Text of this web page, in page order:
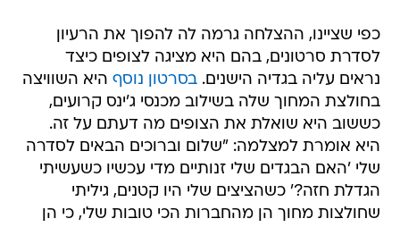
כפי שציינו, ההצלחה גרמה לה להפוך את הרעיון
לסדרת סרטונים, בהם היא מציגה לצופים כיצד
נראים עליה בגדיה הישנים.בסרטון נוסף היא השוויצה
בחולצת המחוך שלה בשילוב מכנסי ג'ינס קרועים,
כששוב היא שואלת את הצופים מה דעתם על זה.
היא אומרת למצלמה: "שלום וברוכים הבאים לסדרה
שלי 'האם הבגדים שלי זנותיים מדי עכשיו כשעשיתי
הגדלת חזה?' כשהציצים שלי היו קטנים, גיליתי
שחולצות מחוך הן מהחברות הכי טובות שלי, כי הן